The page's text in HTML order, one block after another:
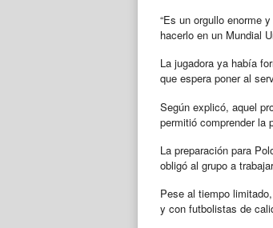
“Es un orgullo enorme
hacerlo en un Mundial
La jugadora ya había
que espera poner al
Según explicó, aquel
permitió comprender la
La preparación para
obligó al grupo a
Pese al tiempo
y con futbolistas de